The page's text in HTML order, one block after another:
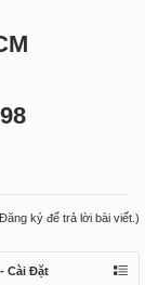
ký để trả lời bài viết.)
Cài Đặt